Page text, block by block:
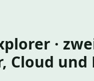
·
Cloud und